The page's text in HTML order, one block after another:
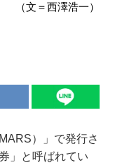
（文＝西澤浩一）
）」で発行さ
」と呼ばれてい